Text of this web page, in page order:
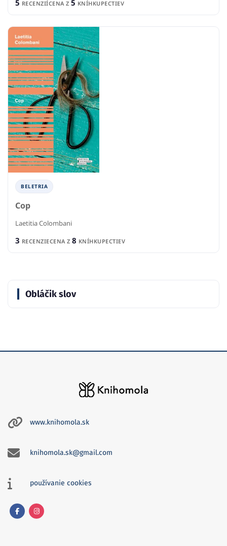
5 RECENZIÍCENA Z 5 KNÍHKUPECTIEV
BELETRIA
Cop
Laetitia Colombani
3 RECENZIECENA Z 8 KNÍHKUPECTIEV
Obláčik slov
www.knihomola.sk
knihomola.sk@gmail.com
používanie cookies